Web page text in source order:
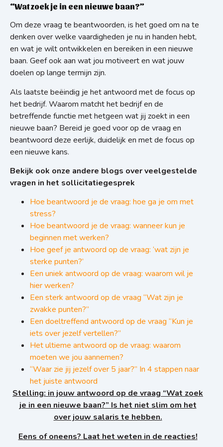
“Wat zoek je in een nieuwe baan?”
Om deze vraag te beantwoorden, is het goed om na te
denken over welke vaardigheden je nu in handen hebt,
en wat je wilt ontwikkelen en bereiken in een nieuwe
baan. Geef ook aan wat jou motiveert en wat jouw
doelen op lange termijn zijn.
Als laatste beëindig je het antwoord met de focus op
het bedrijf. Waarom matcht het bedrijf en de
betreffende functie met hetgeen wat jij zoekt in een
nieuwe baan? Bereid je goed voor op de vraag en
beantwoord deze eerlijk, duidelijk en met de focus op
een nieuwe kans.
Bekijk ook onze andere blogs over veelgestelde
vragen in het sollicitatiegesprek
Hoe beantwoord je de vraag: hoe ga je om met
stress?
Hoe beantwoord je de vraag: wanneer kun je
beginnen met werken?
Hoe geef je antwoord op de vraag: ‘wat zijn je
sterke punten?’
Een uniek antwoord op de vraag: waarom wil je
hier werken?
Een sterk antwoord op de vraag “Wat zijn je
zwakke punten?”
Een doeltreffend antwoord op de vraag “Kun je
iets over jezelf vertellen?”
Het ultieme antwoord op de vraag: waarom
moeten we jou aannemen?
“Waar zie jij jezelf over 5 jaar?” In 4 stappen naar
het juiste antwoord
Stelling: in jouw antwoord op de vraag “Wat zoek
je in een nieuwe baan?” Is het niet slim om het
over jouw salaris te hebben.
Eens of oneens? Laat het weten in de reacties!